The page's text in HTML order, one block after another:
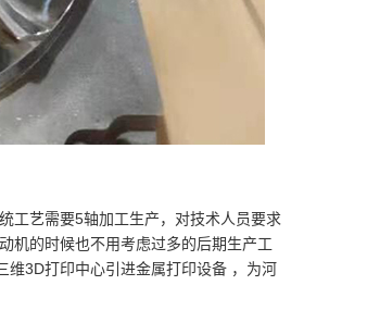
工艺需要5轴加工生产，对技术人员要求
机的时候也不用考虑过多的后期生产工
维3D打印中心引进金属打印设备 ，为河